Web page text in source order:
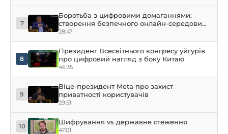
7
Боротьба з цифровими домаганнями:
створення безпечного онлайн-середовища
для жінок
28:47
8
Президент Всесвітнього конгресу уйгурів
про цифровий нагляд з боку Китаю
46:35
9
Віце-президент Meta про захист
приватності користувачів
29:51
10 Шифрування vs державне стеження
47:01